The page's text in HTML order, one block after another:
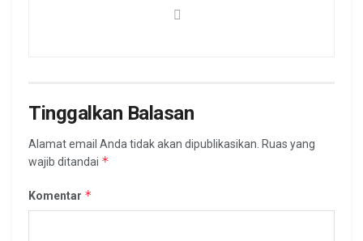
Tinggalkan Balasan
Alamat email Anda tidak akan dipublikasikan. Ruas yang
wajib ditandai *
Komentar *